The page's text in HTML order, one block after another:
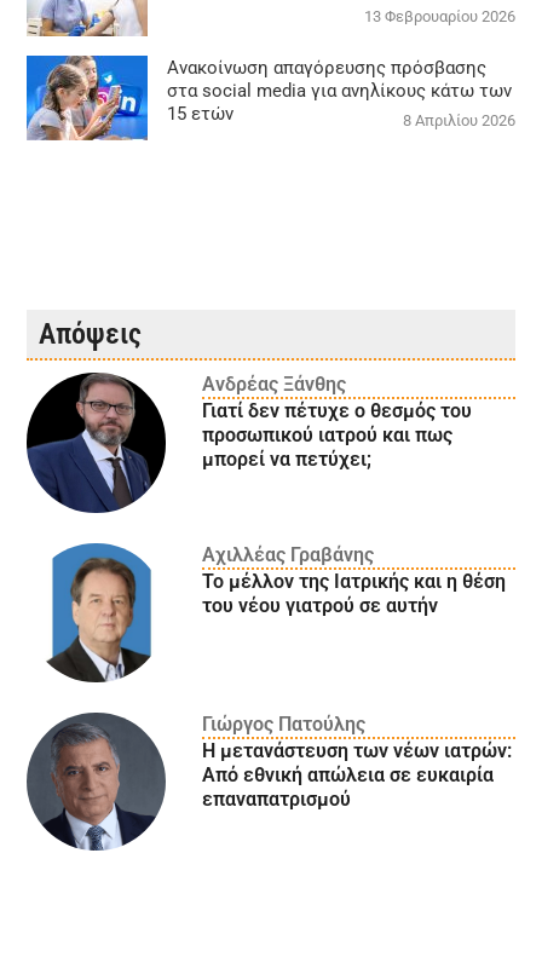
13 Φεβρουαρίου 2026
Ανακοίνωση απαγόρευσης πρόσβασης
στα social media για ανηλίκους κάτω των
15 ετών
8 Απριλίου 2026
Απόψεις
Ανδρέας Ξάνθης
Γιατί δεν πέτυχε ο θεσμός του
προσωπικού ιατρού και πως
μπορεί να πετύχει;
Αχιλλέας Γραβάνης
Το μέλλον της Ιατρικής και η θέση
του νέου γιατρού σε αυτήν
Γιώργος Πατούλης
Η μετανάστευση των νέων ιατρών:
Aπό εθνική απώλεια σε ευκαιρία
επαναπατρισμού